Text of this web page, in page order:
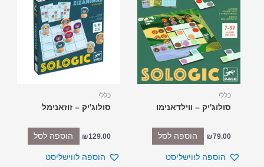
כללי
סולוג'יק – ווילדאנימו
₪79.00 הוספה לסל
הוספה לווישליסט
כללי
סולוג'יק – זוזאנימל
₪129.00 הוספה לסל
הוספה לווישליסט